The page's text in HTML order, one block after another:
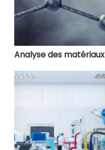
Analyse des matériaux